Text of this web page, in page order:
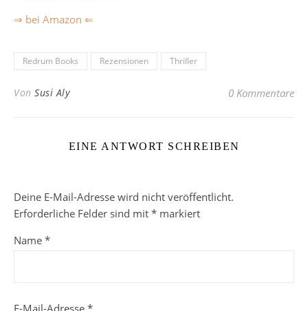
⇒ bei Amazon ⇐
Redrum Books Rezensionen Thriller
Von Susi Aly 0 Kommentare
EINE ANTWORT SCHREIBEN
Deine E-Mail-Adresse wird nicht veröffentlicht.
Erforderliche Felder sind mit * markiert
Name *
E-Mail-Adresse *